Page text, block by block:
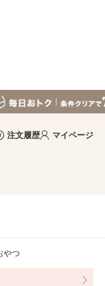
注文履歴 マイページ
やつ